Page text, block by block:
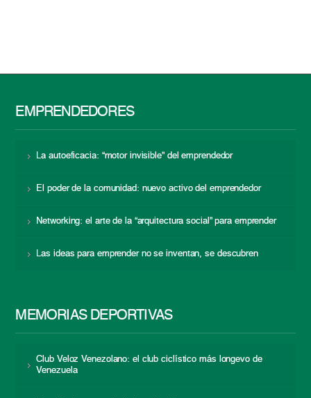
EMPRENDEDORES
La autoeficacia: “motor invisible” del emprendedor
El poder de la comunidad: nuevo activo del emprendedor
Networking: el arte de la “arquitectura social” para emprender
Las ideas para emprender no se inventan, se descubren
MEMORIAS DEPORTIVAS
Club Veloz Venezolano: el club ciclístico más longevo de
Venezuela